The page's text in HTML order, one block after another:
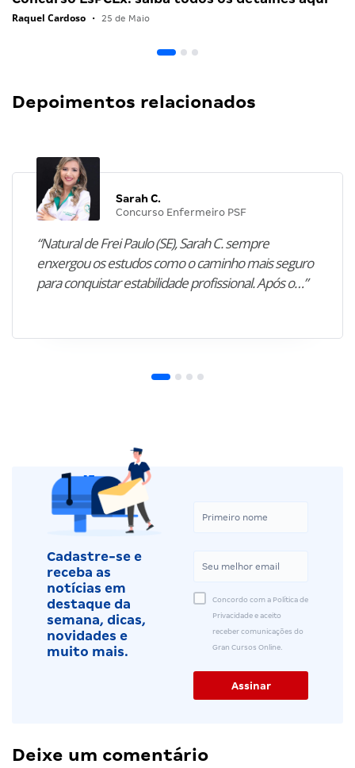
Raquel Cardoso • 25 de Maio
Depoimentos relacionados
Sarah C.
Concurso Enfermeiro PSF
“Natural de Frei Paulo (SE), Sarah C. sempre
enxergou os estudos como o caminho mais seguro
para conquistar estabilidade profissional. Após o…”
Cadastre-se e
receba as
notícias em
destaque da
semana, dicas,
novidades e
muito mais.
Concordo com a Política de
Privacidade e aceito
receber comunicações do
Gran Cursos Online.
Deixe um comentário